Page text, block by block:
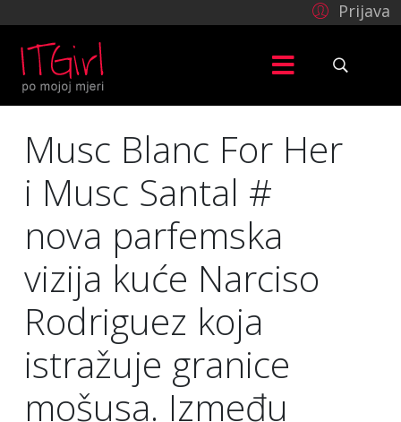
Prijava
Musc Blanc For Her
i Musc Santal #
nova parfemska
vizija kuće Narciso
Rodriguez koja
istražuje granice
mošusa. Između